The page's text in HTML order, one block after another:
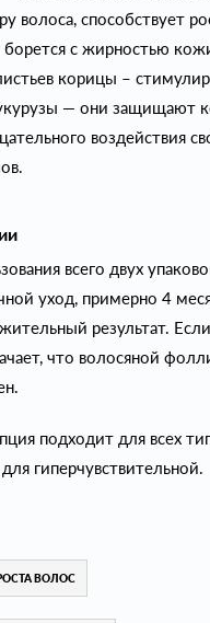
волоса, способствует
борется с жирностью
корицы –
— они защищают
воздействия
всего двух
уход, примерно 4
результат.
что волосяной
подходит для всех
гиперчувствительной.
ВОЛОС